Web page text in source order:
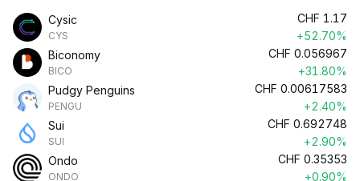
Cysic
CYS
CHF 1.17
+52.70%
Biconomy
BICO
CHF 0.056967
+31.80%
Pudgy Penguins
PENGU
CHF 0.00617583
+2.40%
Sui
SUI
CHF 0.692748
+2.90%
Ondo
ONDO
CHF 0.35353
+0.90%